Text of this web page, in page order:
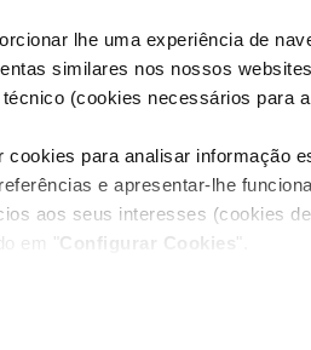
lhe uma experiência de
similares nos nossos
(cookies necessários para
cookies para analisar informação
e apresentar-lhe
aos seus interesses (cookies
em " Configurar Cookies ".
Condições do Fórum NOS